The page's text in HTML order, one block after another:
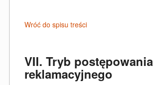
Wróć do spisu treści
VII. Tryb postępowania
reklamacyjnego